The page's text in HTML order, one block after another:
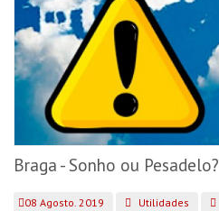
Braga - Sonho ou Pesadelo?
08 Agosto. 2019 Utilidades